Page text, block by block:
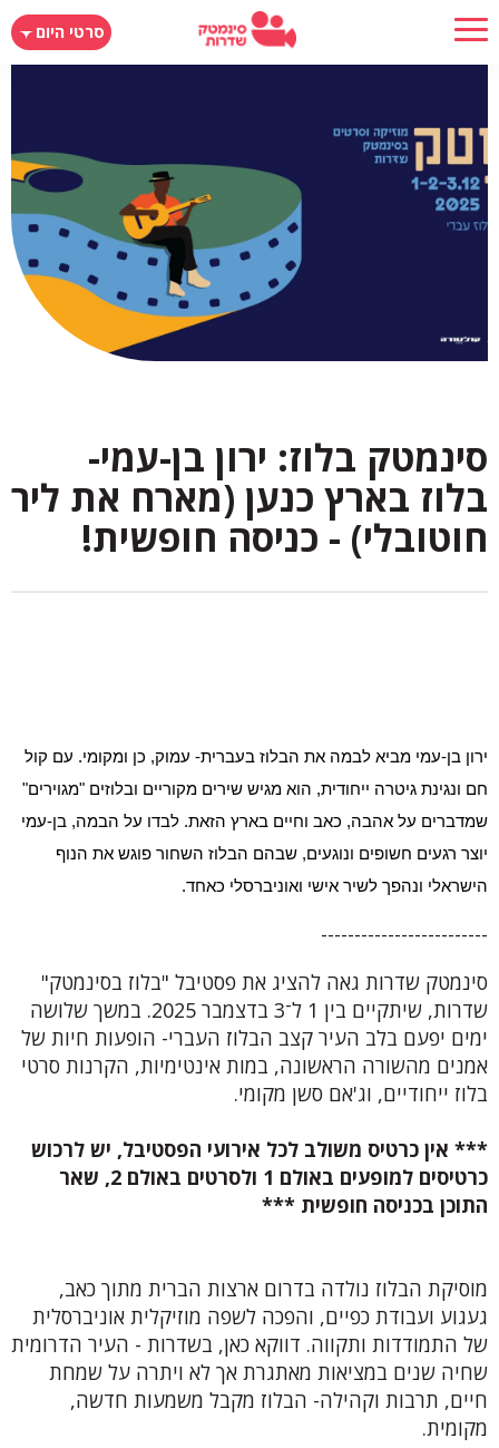
דילוג
לתוכן
העיקרי
סרטי היום
סינמטק בלוז: ירון בן-עמי-
בלוז בארץ כנען (מארח את ליר
חוטובלי) - כניסה חופשית!
הישראלי ונהפך לשיר אישי ואוניברסלי כאחד.
-------------------------
סינמטק שדרות גאה להציג את פסטיבל "בלוז בסינמטק"
שדרות, שיתקיים בין 1 ל־3 בדצמבר 2025. במשך שלושה
ימים יפעם בלב העיר קצב הבלוז העברי- הופעות חיות של
אמנים מהשורה הראשונה, במות אינטימיות, הקרנות סרטי
בלוז ייחודיים, וג'אם סשן מקומי.
*** אין כרטיס משולב לכל אירועי הפסטיבל, יש לרכוש
כרטיסים למופעים באולם 1 ולסרטים באולם 2, שאר
התוכן בכניסה חופשית ***
מוסיקת הבלוז נולדה בדרום ארצות הברית מתוך כאב,
געגוע ועבודת כפיים, והפכה לשפה מוזיקלית אוניברסלית
של התמודדות ותקווה. דווקא כאן, בשדרות - העיר הדרומית
שחיה שנים במציאות מאתגרת אך לא ויתרה על שמחת
חיים, תרבות וקהילה- הבלוז מקבל משמעות חדשה,
מקומית.